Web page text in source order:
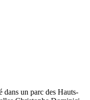
dans un parc des Hauts-